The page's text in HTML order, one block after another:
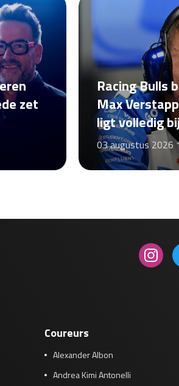
zet
Racing Bulls
Max
ligt volledig
03 augustus 2026
Coureurs
Alexander Albon
Andrea Kimi Antonelli